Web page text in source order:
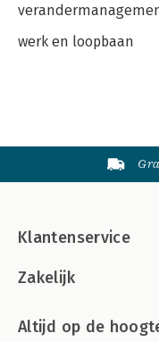
werk en loopbaan
Klantenservice
Zakelijk
Altijd op de